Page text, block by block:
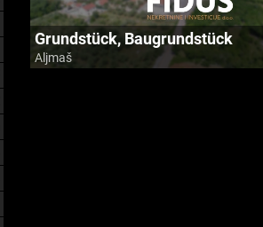
Grundstück, Baugrundstück
Aljmaš